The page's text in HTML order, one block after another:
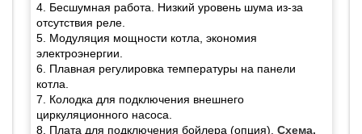
4. Бесшумная работа. Низкий уровень шума из-за
отсутствия реле.
5. Модуляция мощности котла, экономия
электроэнергии.
6. Плавная регулировка температуры на панели
котла.
7. Колодка для подключения внешнего
циркуляционного насоса.
8. Плата для подключения бойлера (опция). Схема.